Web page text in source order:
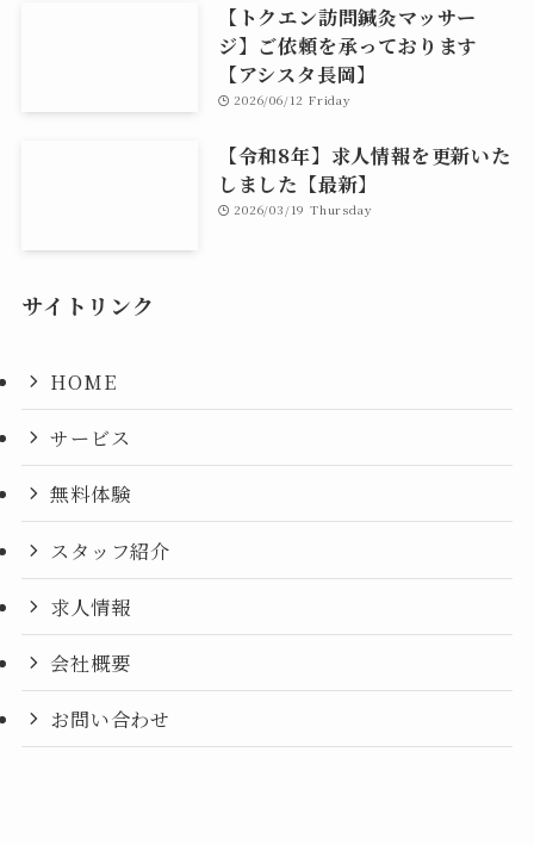
【トクエン訪問鍼灸マッサー
ジ】ご依頼を承っております
【アシスタ長岡】
2026/06/12 Friday
【令和8年】求人情報を更新いた
しました【最新】
2026/03/19 Thursday
サイトリンク
HOME
サービス
無料体験
スタッフ紹介
求人情報
会社概要
お問い合わせ